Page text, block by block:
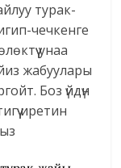
турак-
чечкенге
унаа
жабуулары
Боз үйдүн
иретин